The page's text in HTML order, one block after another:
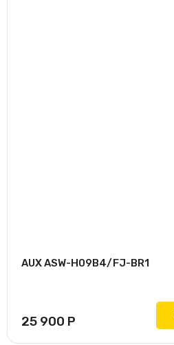
AUX ASW-H09B4/FJ-BR1
25 900 Р